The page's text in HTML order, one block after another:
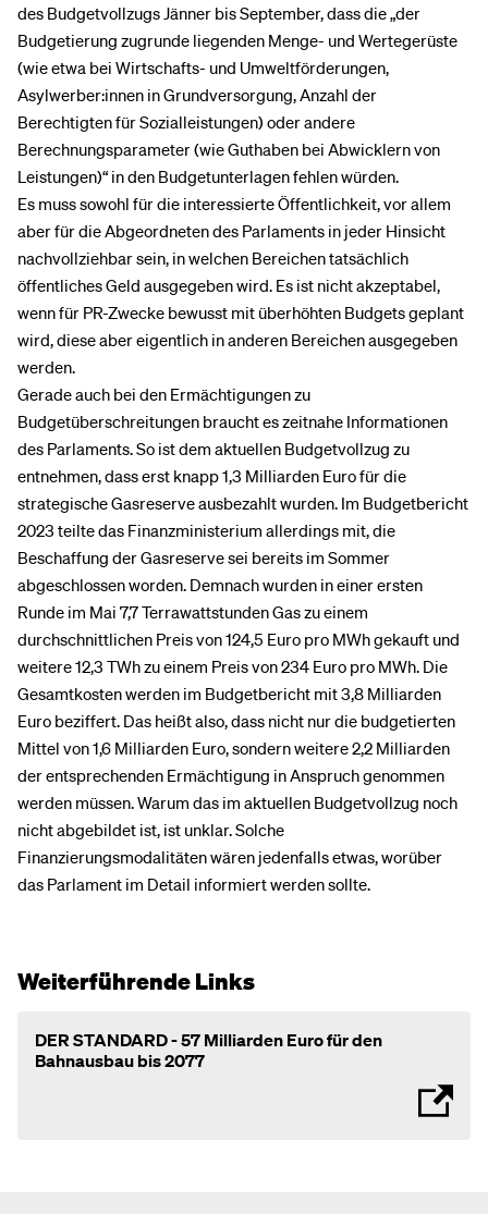
des Budgetvollzugs Jänner bis September, dass die „der
Budgetierung zugrunde liegenden Menge- und Wertegerüste
(wie etwa bei Wirtschafts- und Umweltförderungen,
Asylwerber:innen in Grundversorgung, Anzahl der
Berechtigten für Sozialleistungen) oder andere
Berechnungsparameter (wie Guthaben bei Abwicklern von
Leistungen)“ in den Budgetunterlagen fehlen würden.
Es muss sowohl für die interessierte Öffentlichkeit, vor allem
aber für die Abgeordneten des Parlaments in jeder Hinsicht
nachvollziehbar sein, in welchen Bereichen tatsächlich
öffentliches Geld ausgegeben wird. Es ist nicht akzeptabel,
wenn für PR-Zwecke bewusst mit überhöhten Budgets geplant
wird, diese aber eigentlich in anderen Bereichen ausgegeben
werden.
Gerade auch bei den Ermächtigungen zu
Budgetüberschreitungen braucht es zeitnahe Informationen
des Parlaments. So ist dem aktuellen Budgetvollzug zu
entnehmen, dass erst knapp 1,3 Milliarden Euro für die
strategische Gasreserve ausbezahlt wurden. Im Budgetbericht
2023 teilte das Finanzministerium allerdings mit, die
Beschaffung der Gasreserve sei bereits im Sommer
abgeschlossen worden. Demnach wurden in einer ersten
Runde im Mai 7,7 Terrawattstunden Gas zu einem
durchschnittlichen Preis von 124,5 Euro pro MWh gekauft und
weitere 12,3 TWh zu einem Preis von 234 Euro pro MWh. Die
Gesamtkosten werden im Budgetbericht mit 3,8 Milliarden
Euro beziffert. Das heißt also, dass nicht nur die budgetierten
Mittel von 1,6 Milliarden Euro, sondern weitere 2,2 Milliarden
der entsprechenden Ermächtigung in Anspruch genommen
werden müssen. Warum das im aktuellen Budgetvollzug noch
nicht abgebildet ist, ist unklar. Solche
Finanzierungsmodalitäten wären jedenfalls etwas, worüber
das Parlament im Detail informiert werden sollte.
Weiterführende Links
DER STANDARD - 57 Milliarden Euro für den
Bahnausbau bis 2077